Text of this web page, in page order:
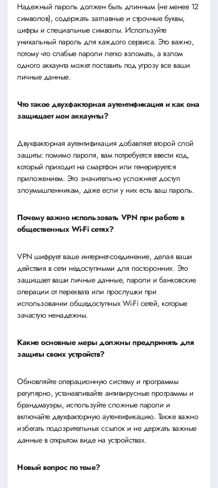
Надежный пароль должен быть длинным (не менее 12
символов), содержать заглавные и строчные буквы,
цифры и специальные символы. Используйте
уникальный пароль для каждого сервиса. Это важно,
потому что слабые пароли легко взломать, а взлом
одного аккаунта может поставить под угрозу все ваши
личные данные.
Что такое двухфакторная аутентификация и как она
защищает мои аккаунты?
Двухфакторная аутентификация добавляет второй слой
защиты: помимо пароля, вам потребуется ввести код,
который приходит на смартфон или генерируется
приложением. Это значительно усложняет доступ
злоумышленникам, даже если у них есть ваш пароль.
Почему важно использовать VPN при работе в
общественных Wi-Fi сетях?
VPN шифрует ваше интернет-соединение, делая ваши
действия в сети недоступными для посторонних. Это
защищает ваши личные данные, пароли и банковские
операции от перехвата или прослушки при
использовании общедоступных Wi-Fi сетей, которые
зачастую ненадежны.
Какие основные меры должны предпринять для
защиты своих устройств?
Обновляйте операционную систему и программы
регулярно, устанавливайте антивирусные программы и
брандмауэры, используйте сложные пароли и
включайте двухфакторную аутентификацию. Также важно
избегать подозрительных ссылок и не держать важные
данные в открытом виде на устройствах.
Новый вопрос по теме?